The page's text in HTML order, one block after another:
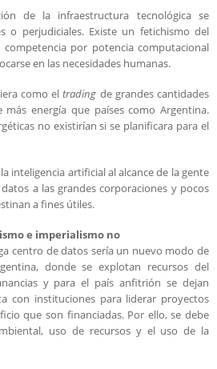
de la infraestructura tecnológica se
o perjudiciales. Existe un fetichismo del
por potencia computacional
en las necesidades humanas.
como eltrading de grandes cantidades
más energía que países como Argentina.
no existirían si se planificara para el
inteligencia artificial al alcance de la gente
a las grandes corporaciones y pocos
a fines útiles.
e imperialismo no
centro de datos sería un nuevo modo de
donde se explotan recursos del
y para el país anfitrión se dejan
con instituciones para liderar proyectos
que son financiadas. Por ello, se debe
uso de recursos y el uso de la